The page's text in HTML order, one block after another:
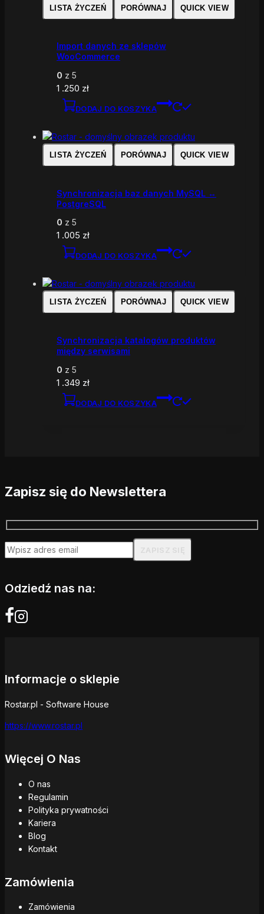
LISTA ŻYCZEŃ PORÓWNAJ QUICK VIEW
Import danych ze sklepów
WooCommerce
0 z 5
1 .250 zł
DODAJ DO KOSZYKA
LISTA ŻYCZEŃ PORÓWNAJ QUICK VIEW
Synchronizacja baz danych MySQL ↔
PostgreSQL
0 z 5
1 .005 zł
DODAJ DO KOSZYKA
LISTA ŻYCZEŃ PORÓWNAJ QUICK VIEW
Synchronizacja katalogów produktów
między serwisami
0 z 5
1 .349 zł
DODAJ DO KOSZYKA
Zapisz się do Newslettera
Odziedź nas na:
Informacje o sklepie
Rostar.pl - Software House
https://www.rostar.pl
Więcej O Nas
O nas
Regulamin
Polityka prywatności
Kariera
Blog
Kontakt
Zamówienia
Zamówienia